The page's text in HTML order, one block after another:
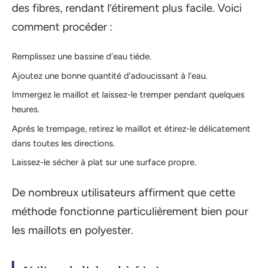
des fibres, rendant l’étirement plus facile. Voici
comment procéder :
Remplissez une bassine d’eau tiède.
Ajoutez une bonne quantité d’adoucissant à l’eau.
Immergez le maillot et laissez-le tremper pendant quelques
heures.
Après le trempage, retirez le maillot et étirez-le délicatement
dans toutes les directions.
Laissez-le sécher à plat sur une surface propre.
De nombreux utilisateurs affirment que cette
méthode fonctionne particulièrement bien pour
les maillots en polyester.